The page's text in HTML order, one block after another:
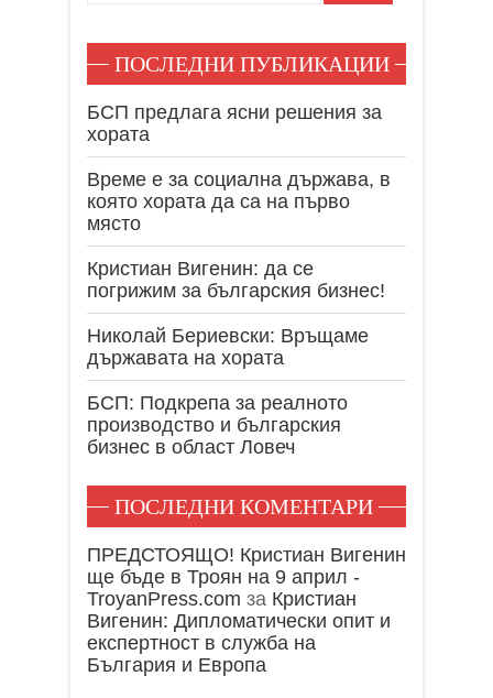
ПОСЛЕДНИ ПУБЛИКАЦИИ
БСП предлага ясни решения за
хората
Време е за социална държава, в
която хората да са на първо
място
Кристиан Вигенин: да се
погрижим за българския бизнес!
Николай Бериевски: Връщаме
държавата на хората
БСП: Подкрепа за реалното
производство и българския
бизнес в област Ловеч
ПОСЛЕДНИ КОМЕНТАРИ
ПРЕДСТОЯЩО! Кристиан Вигенин
ще бъде в Троян на 9 април -
TroyanPress.com за Кристиан
Вигенин: Дипломатически опит и
експертност в служба на
България и Европа